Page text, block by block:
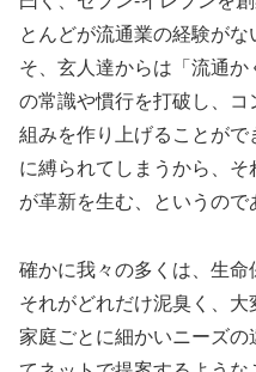
とんどが流通業の経験が
そ、玄人達からは「流通
の常識や慣行を打破し、
組みを作り上げることが
に縛られてしまうから、
が革新を生む、というので
確かに我々の多くは、生命
それがどれだけ泥臭く、大
家庭ごとに細かいニーズ